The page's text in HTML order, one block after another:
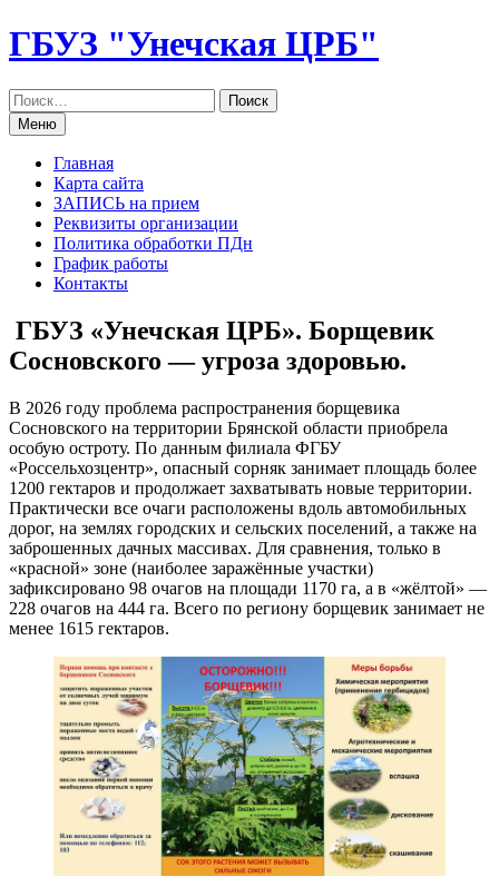
Перейти
к
ГБУЗ "Унечская ЦРБ"
Меню
Главная
Карта сайта
ЗАПИСЬ на прием
Реквизиты организации
Политика обработки ПДн
График работы
Контакты
ГБУЗ «Унечская ЦРБ». Борщевик
Сосновского — угроза здоровью.
В 2026 году проблема распространения борщевика
Сосновского на территории Брянской области приобрела
особую остроту. По данным филиала ФГБУ
«Россельхозцентр», опасный сорняк занимает площадь более
1200 гектаров и продолжает захватывать новые территории.
Практически все очаги расположены вдоль автомобильных
дорог, на землях городских и сельских поселений, а также на
заброшенных дачных массивах. Для сравнения, только в
«красной» зоне (наиболее заражённые участки)
зафиксировано 98 очагов на площади 1170 га, а в «жёлтой» —
228 очагов на 444 га. Всего по региону борщевик занимает не
менее 1615 гектаров.